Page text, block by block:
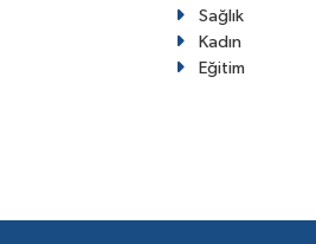
Sağlık
Kadın
Eğitim